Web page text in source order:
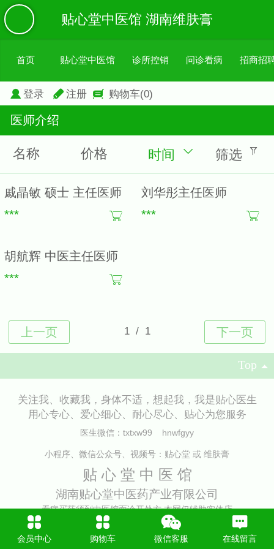
贴心堂中医馆 湖南维肤膏
首页 贴心堂中医馆 诊所控销 问诊看病 招商招
登录 注册 购物车(0)
医师介绍
名称 价格 时间 筛选
戚晶敏 硕士 主任医师
***
刘华彤主任医师
***
胡航辉 中医主任医师
***
Top
关注我、收藏我，身体不适，想起我，我是贴心医生
用心专心、爱心细心、耐心尽心、贴心为您服务
医生微信：txtxw99 hnwfgyy
小程序、微信公众号、视频号：贴心堂 或 维肤膏
贴 心 堂 中 医 馆
湖南贴心堂中医药产业有限公司
看病买药须到中医馆面诊开处方 本网仅辅助实体店
长沙芙蓉贴心诊所 泉塘中医诊所 雨花贴心中医诊所
湖南维肤膏医药有限公司
会员中心 购物车 微信客服 在线留言